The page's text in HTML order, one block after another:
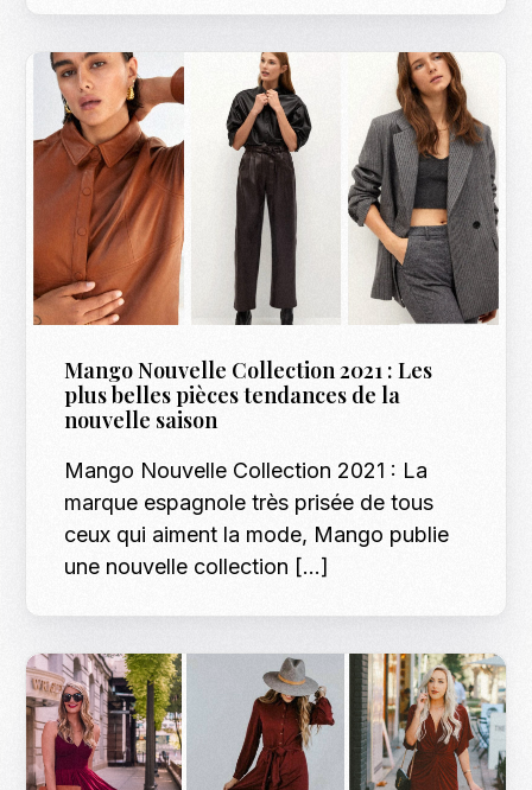
Mango Nouvelle Collection 2021 : Les
plus belles pièces tendances de la
nouvelle saison
Mango Nouvelle Collection 2021 : La
marque espagnole très prisée de tous
ceux qui aiment la mode, Mango publie
une nouvelle collection […]